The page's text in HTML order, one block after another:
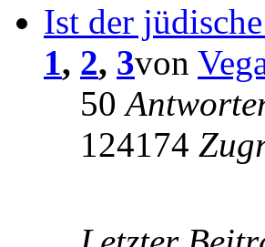
Ist der
1, 2, 3von
50
124174